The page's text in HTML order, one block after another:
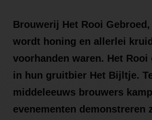
Brouwerij Het Rooi
wordt honing en allerlei
voorhanden waren. Het
in hun gruitbier Het Bijltje.
middeleeuws brouwers
evenementen